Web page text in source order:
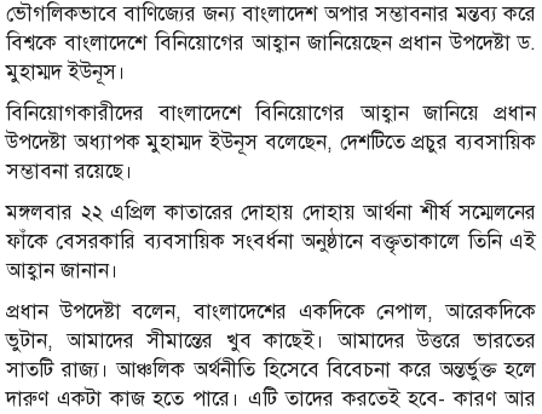
ভৌগলিকভাবে বাণিজ্যের জন্য বাংলাদেশ অপার সম্ভাবনার মন্তব্য করে
বিশ্বকে বাংলাদেশে বিনিয়োগের আহ্বান জানিয়েছেন প্রধান উপদেষ্টা ড.
মুহাম্মদ ইউনূস।
বিনিয়োগকারীদের বাংলাদেশে বিনিয়োগের আহ্বান জানিয়ে প্রধান
উপদেষ্টা অধ্যাপক মুহাম্মদ ইউনূস বলেছেন, দেশটিতে প্রচুর ব্যবসায়িক
সম্ভাবনা রয়েছে।
মঙ্গলবার ২২ এপ্রিল কাতারের দোহায় দোহায় আর্থনা শীর্ষ সম্মেলনের
ফাঁকে বেসরকারি ব্যবসায়িক সংবর্ধনা অনুষ্ঠানে বক্তৃতাকালে তিনি এই
আহ্বান জানান।
প্রধান উপদেষ্টা বলেন, বাংলাদেশের একদিকে নেপাল, আরেকদিকে
ভুটান, আমাদের সীমান্তের খুব কাছেই। আমাদের উত্তরে ভারতের
সাতটি রাজ্য। আঞ্চলিক অর্থনীতি হিসেবে বিবেচনা করে অন্তর্ভুক্ত হলে
দারুণ একটা কাজ হতে পারে। এটি তাদের করতেই হবে- কারণ আর